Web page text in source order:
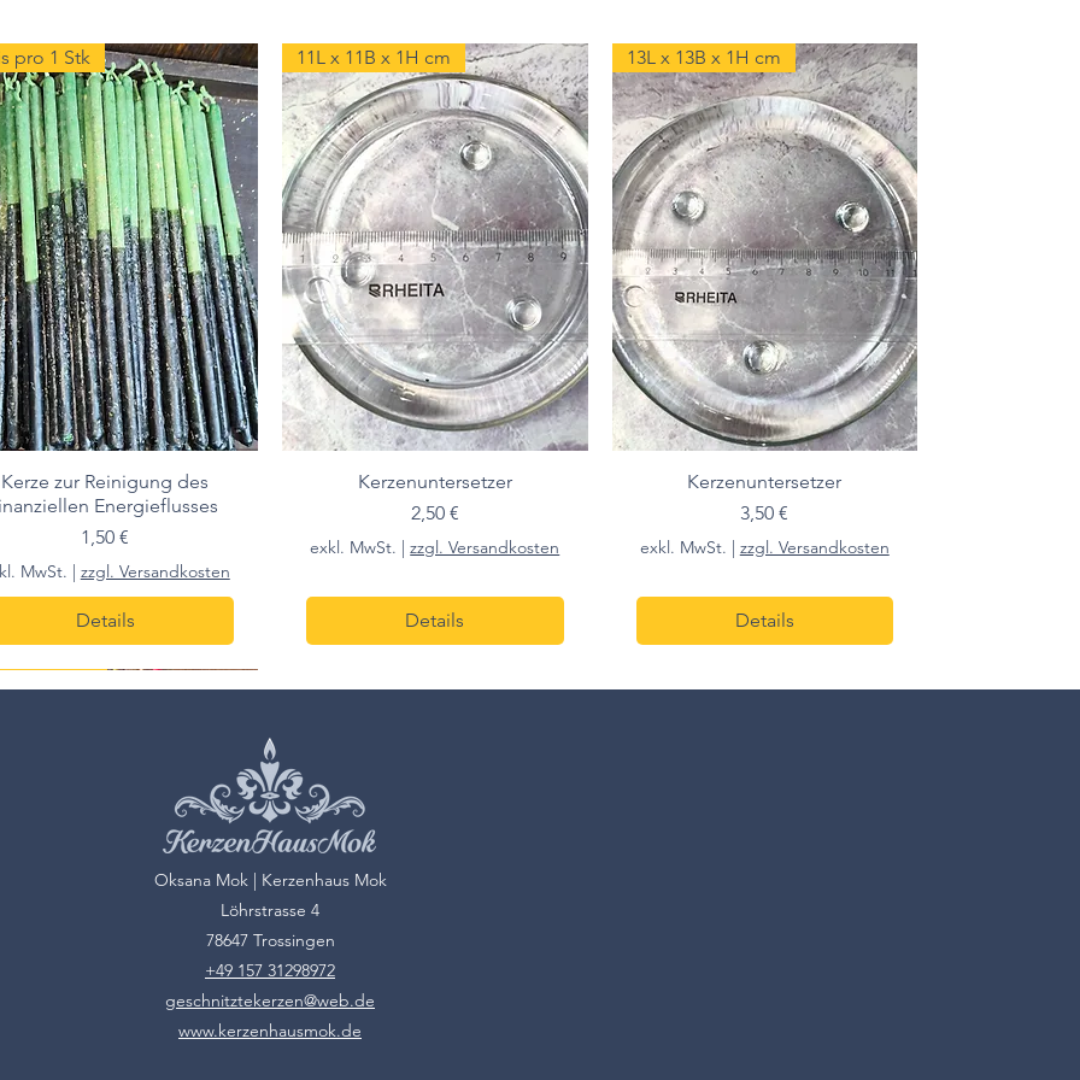
pro 1 Stk
Kerze zur Reinigung des
Energieflusses
Preis
1,50 €
MwSt. | zzgl. Versandkosten
Details
11L x 11B x 1H cm
Kerzenuntersetzer
Preis
2,50 €
exkl. MwSt. |zzgl. Versandkosten
Details
13L x 13B x 1H cm
Kerzenuntersetzer
Preis
3,50 €
exkl. MwSt. | zzgl. Versandkosten
Details
Oksana Mok | Kerzenhaus Mok
Löhrstrasse 4
78647 Trossingen
+49 157 31298972
geschnitztekerzen@web.de
www.kerzenhausmok.de